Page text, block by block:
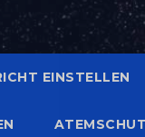
EINSTELLEN